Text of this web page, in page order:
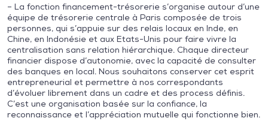
– La fonction financement-trésorerie s’organise autour d’une
équipe de trésorerie centrale à Paris composée de trois
personnes, qui s’appuie sur des relais locaux en Inde, en
Chine, en Indonésie et aux Etats-Unis pour faire vivre la
centralisation sans relation hiérarchique. Chaque directeur
financier dispose d’autonomie, avec la capacité de consulter
des banques en local. Nous souhaitons conserver cet esprit
entrepreneurial et permettre à nos correspondants
d’évoluer librement dans un cadre et des process définis.
C’est une organisation basée sur la confiance, la
reconnaissance et l’appréciation mutuelle qui fonctionne bien.